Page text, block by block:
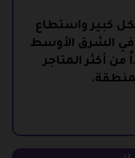
كبير واستطاع
في الشرق الأوسط
من أكثر المتاجر